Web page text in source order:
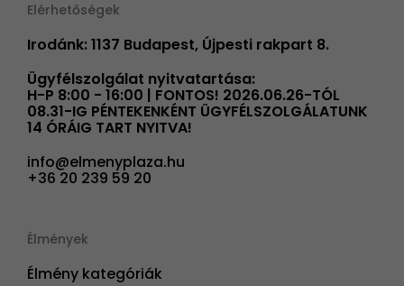
Elérhetőségek
Irodánk: 1137 Budapest, Újpesti rakpart 8.
Ügyfélszolgálat nyitvatartása:
H-P 8:00 - 16:00 | FONTOS! 2026.06.26-TÓL
08.31-IG PÉNTEKENKÉNT ÜGYFÉLSZOLGÁLATUNK
14 ÓRÁIG TART NYITVA!
info@elmenyplaza.hu
+36 20 239 59 20
Élmények
Élmény kategóriák